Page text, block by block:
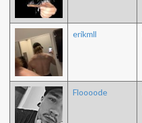
erikmll
Floooode